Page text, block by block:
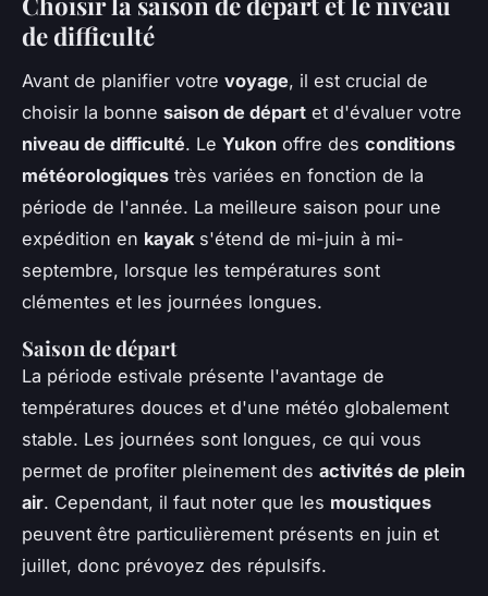
de difficulté
Avant de planifier votre voyage, il est crucial de
choisir la bonne saison de départ et d'évaluer votre
niveau de difficulté. Le Yukon offre des conditions
météorologiques très variées en fonction de la
période de l'année. La meilleure saison pour une
expédition en kayak s'étend de mi-juin à mi-
septembre, lorsque les températures sont
clémentes et les journées longues.
Saison de départ
La période estivale présente l'avantage de
températures douces et d'une météo globalement
stable. Les journées sont longues, ce qui vous
permet de profiter pleinement des activités de plein
air. Cependant, il faut noter que les moustiques
peuvent être particulièrement présents en juin et
juillet, donc prévoyez des répulsifs.